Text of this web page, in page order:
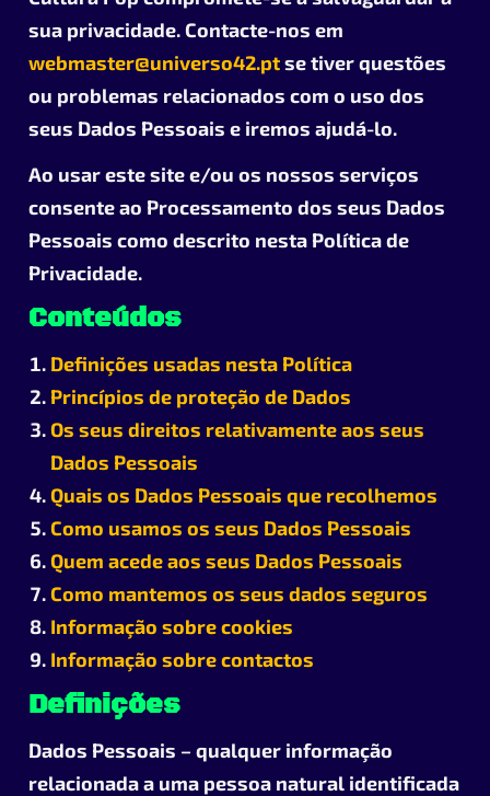
sua privacidade. Contacte-nos em
webmaster@universo42.ptse tiver questões
ou problemas relacionados com o uso dos
seus Dados Pessoais e iremos ajudá-lo.
Ao usar este site e/ou os nossos serviços
consente ao Processamento dos seus Dados
Pessoais como descrito nesta Política de
Privacidade.
Conteúdos
Definições usadas nesta Política
Princípios de proteção de Dados
Os seus direitos relativamente aos seus
Dados Pessoais
Quais os Dados Pessoais que recolhemos
Como usamos os seus Dados Pessoais
Quem acede aos seus Dados Pessoais
Como mantemos os seus dados seguros
Informação sobre cookies
Informação sobre contactos
Definições
Dados Pessoais – qualquer informação
relacionada a uma pessoa natural identificada